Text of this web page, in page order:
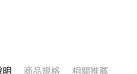
明 商品規格 相關推薦